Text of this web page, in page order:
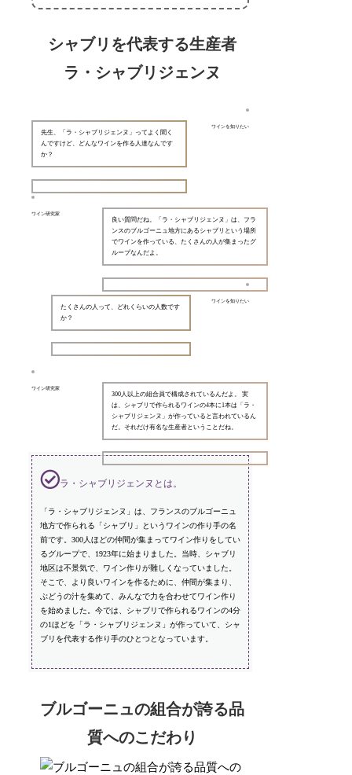
シャブリを代表する生産者
ラ・シャブリジェンヌ
ワインを知りたい
先生、「ラ・シャブリジェンヌ」ってよく聞く
んですけど、どんなワインを作る人達なんです
か？
ワイン研究家
良い質問だね。「ラ・シャブリジェンヌ」は、フラ
ンスのブルゴーニュ地方にあるシャブリという場所
でワインを作っている、たくさんの人が集まったグ
ループなんだよ。
ワインを知りたい
たくさんの人って、どれくらいの人数です
か？
ワイン研究家
300人以上の組合員で構成されているんだよ。 実
は、シャブリで作られるワインの4本に1本は「ラ・
シャブリジェンヌ」が作っていると言われているん
だ。それだけ有名な生産者ということだね。
ラ・シャブリジェンヌとは。
「ラ・シャブリジェンヌ」は、フランスのブルゴーニュ
地方で作られる「シャブリ」というワインの作り手の名
前です。300人ほどの仲間が集まってワイン作りをしてい
るグループで、1923年に始まりました。当時、シャブリ
地区は不景気で、ワイン作りが難しくなっていました。
そこで、より良いワインを作るために、仲間が集まり、
ぶどうの汁を集めて、みんなで力を合わせてワイン作り
を始めました。今では、シャブリで作られるワインの4分
の1ほどを「ラ・シャブリジェンヌ」が作っていて、シャ
ブリを代表する作り手のひとつとなっています。
ブルゴーニュの組合が誇る品
質へのこだわり